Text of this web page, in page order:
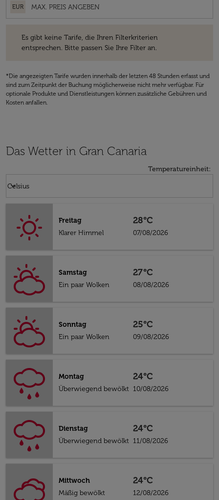
EUR
Es gibt keine Tarife, die Ihren Filterkriterien
entsprechen. Bitte passen Sie Ihre Filter an.
*Die angezeigten Tarife wurden innerhalb der letzten 48 Stunden erfasst und
sind zum Zeitpunkt der Buchung möglicherweise nicht mehr verfügbar. Für
optionale Produkte und Dienstleistungen können zusätzliche Gebühren und
Kosten anfallen.
Das Wetter in Gran Canaria
Temperatureinheit:
Celsius
keyboard_arrow_down
Freitag
Klarer Himmel
28°C
07/08/2026
Samstag
Ein paar Wolken
27°C
08/08/2026
Sonntag
Ein paar Wolken
25°C
09/08/2026
Montag
Überwiegend bewölkt
24°C
10/08/2026
Dienstag
Überwiegend bewölkt
24°C
11/08/2026
Mittwoch
Mäßig bewölkt
24°C
12/08/2026